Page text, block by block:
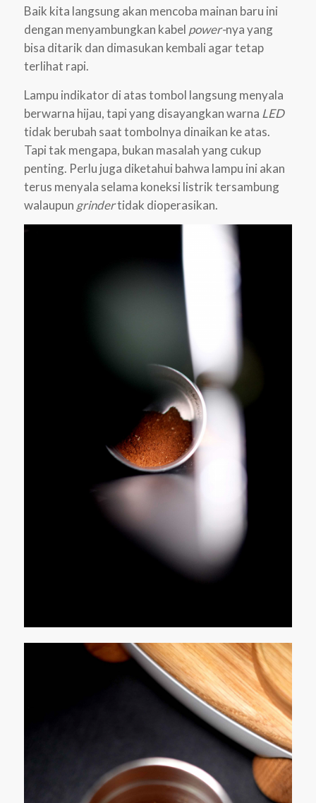
Baik kita langsung akan mencoba mainan baru ini
dengan menyambungkan kabel power-nya yang
bisa ditarik dan dimasukan kembali agar tetap
terlihat rapi.
Lampu indikator di atas tombol langsung menyala
berwarna hijau, tapi yang disayangkan warna LED
tidak berubah saat tombolnya dinaikan ke atas.
Tapi tak mengapa, bukan masalah yang cukup
penting. Perlu juga diketahui bahwa lampu ini akan
terus menyala selama koneksi listrik tersambung
walaupun grindertidak dioperasikan.